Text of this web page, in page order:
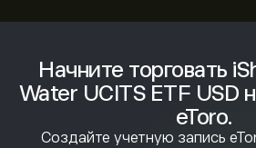
Начните торговать
Water UCITS ETF USD
eToro.
Создайте учетную запись